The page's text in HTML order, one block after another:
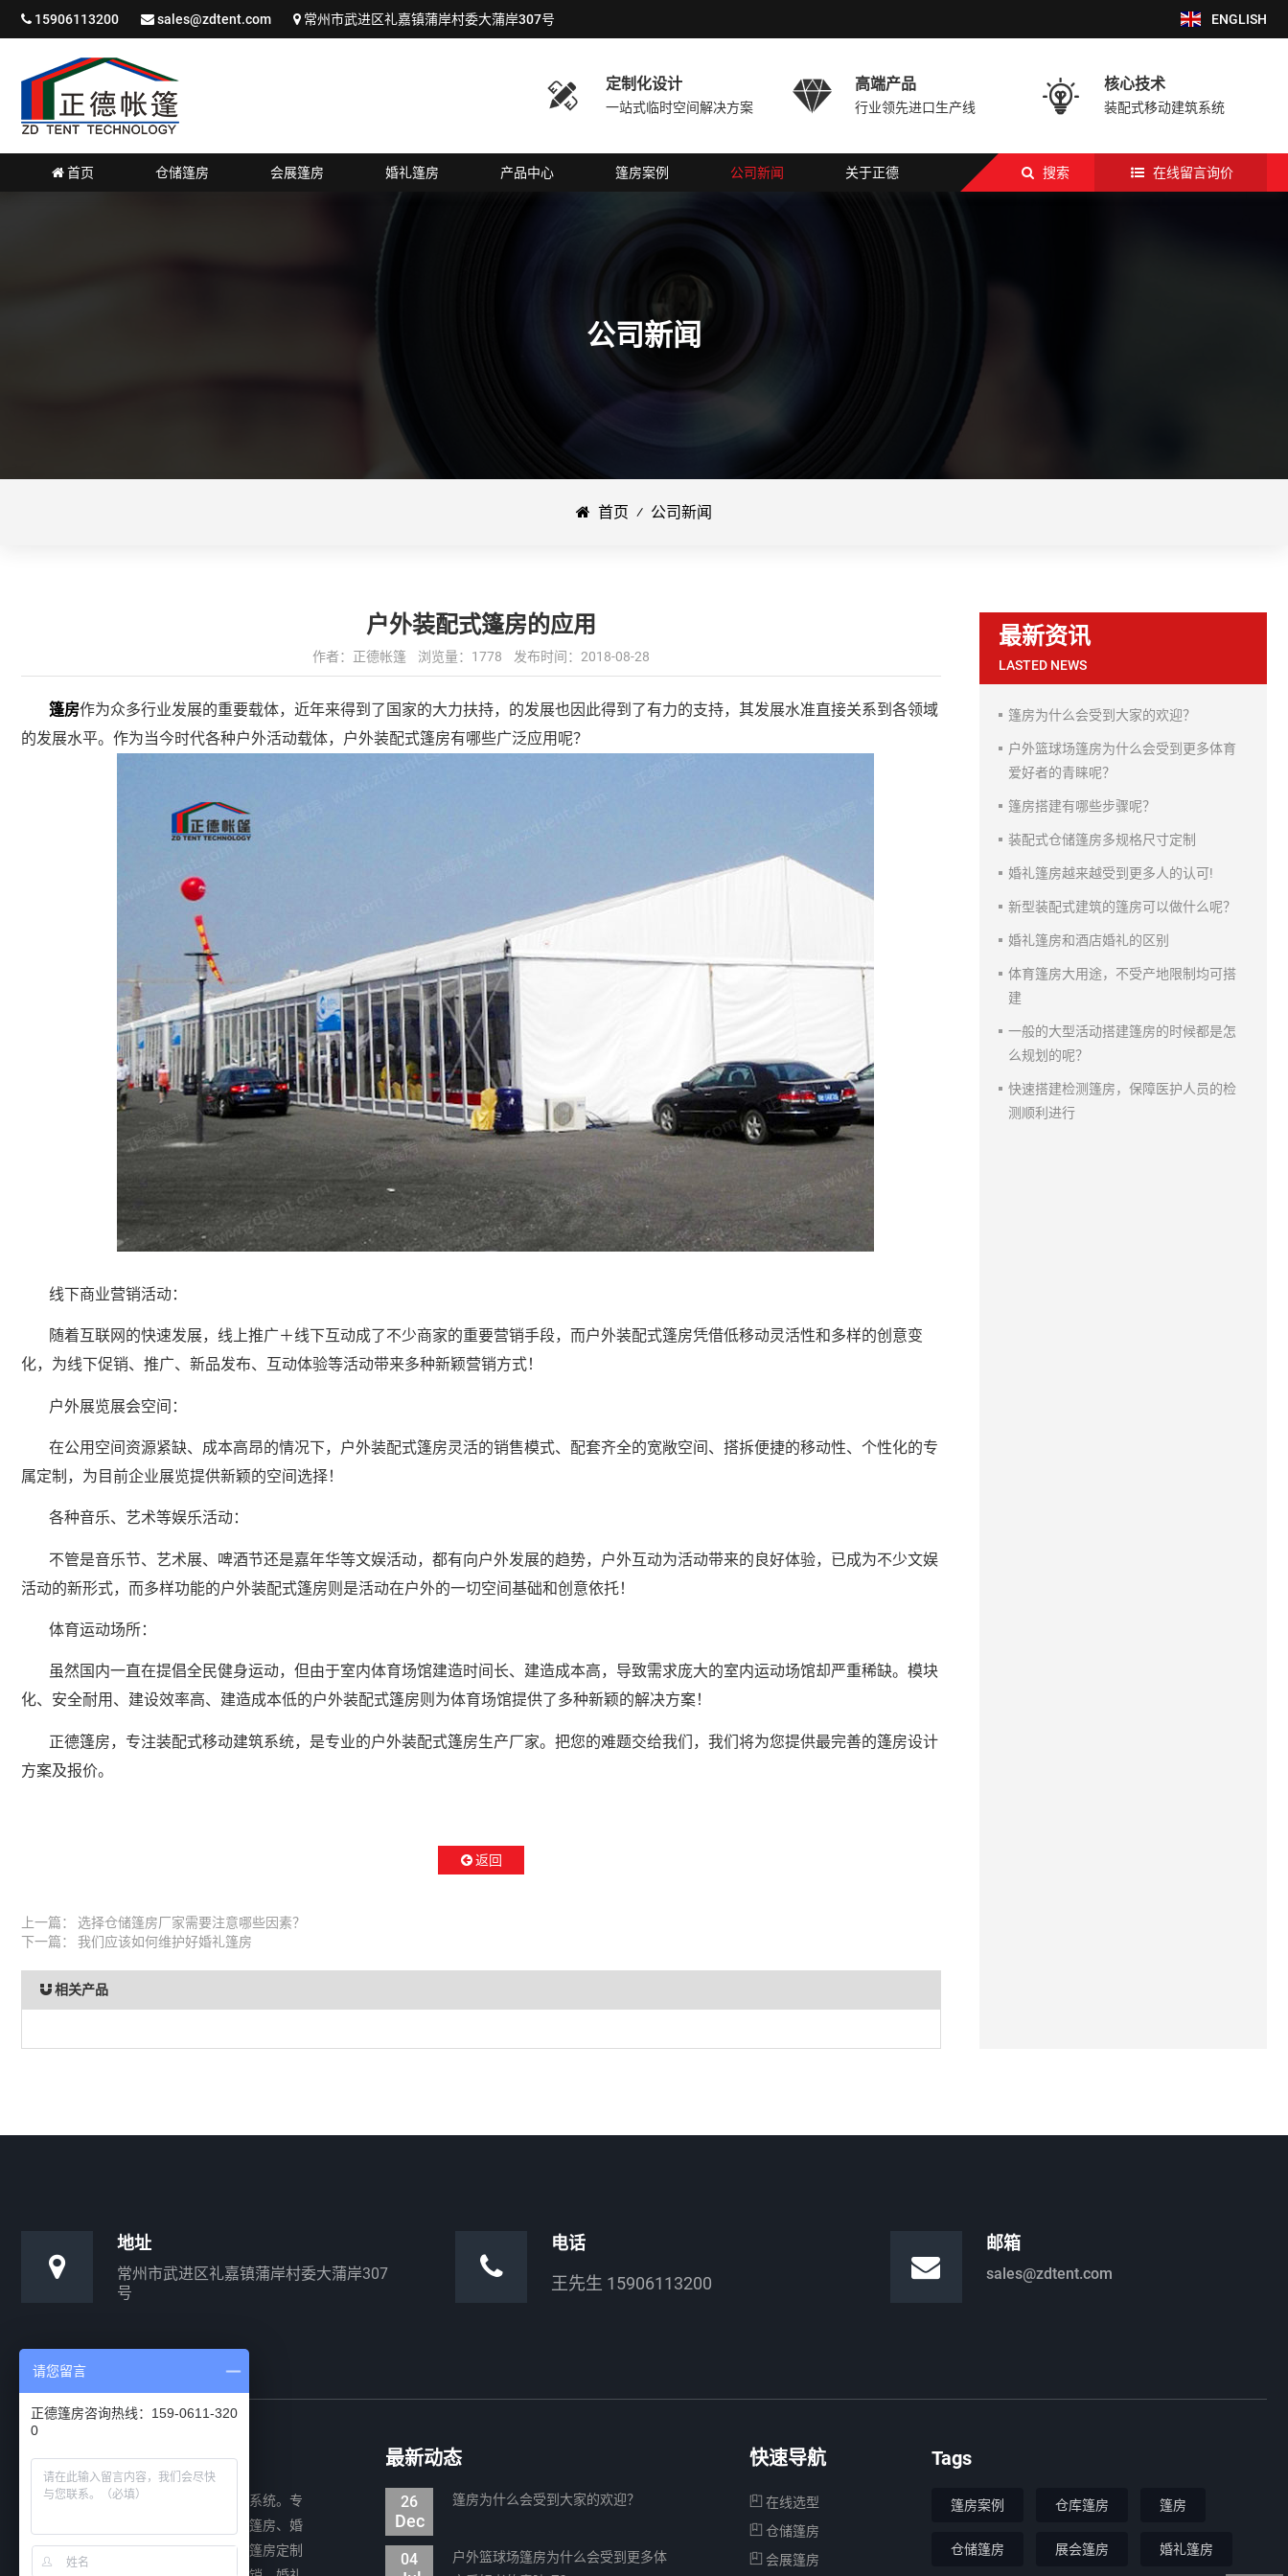
15906113200 sales@zdtent.com 常州市武进区礼嘉镇蒲岸村委大蒲岸307号 ENGLISH
 定制化设计
一站式临时空间解决方案  高端产品
行业领先进口生产线  核心技术
装配式移动建筑系统
在线留言询价
搜索
首页 仓储篷房 会展篷房 婚礼篷房 产品中心 篷房案例 公司新闻 关于正德
公司新闻
首页 ⁄ 公司新闻
户外装配式篷房的应用
作者：正德帐篷 浏览量：1778 发布时间：2018-08-28
篷房作为众多行业发展的重要载体，近年来得到了国家的大力扶持，的发展也因此得到了有力的支持，其发展水准直接关系到各领域
的发展水平。作为当今时代各种户外活动载体，户外装配式篷房有哪些广泛应用呢？
线下商业营销活动：
随着互联网的快速发展，线上推广＋线下互动成了不少商家的重要营销手段，而户外装配式篷房凭借低移动灵活性和多样的创意变
化，为线下促销、推广、新品发布、互动体验等活动带来多种新颖营销方式！
户外展览展会空间：
在公用空间资源紧缺、成本高昂的情况下，户外装配式篷房灵活的销售模式、配套齐全的宽敞空间、搭拆便捷的移动性、个性化的专
属定制，为目前企业展览提供新颖的空间选择！
各种音乐、艺术等娱乐活动：
不管是音乐节、艺术展、啤酒节还是嘉年华等文娱活动，都有向户外发展的趋势，户外互动为活动带来的良好体验，已成为不少文娱
活动的新形式，而多样功能的户外装配式篷房则是活动在户外的一切空间基础和创意依托！
体育运动场所：
虽然国内一直在提倡全民健身运动，但由于室内体育场馆建造时间长、建造成本高，导致需求庞大的室内运动场馆却严重稀缺。模块
化、安全耐用、建设效率高、建造成本低的户外装配式篷房则为体育场馆提供了多种新颖的解决方案！
正德篷房，专注装配式移动建筑系统，是专业的户外装配式篷房生产厂家。把您的难题交给我们，我们将为您提供最完善的篷房设计
方案及报价。
返回
上一篇： 选择仓储篷房厂家需要注意哪些因素？
下一篇： 我们应该如何维护好婚礼篷房
相关产品
最新资讯
LASTED NEWS
篷房为什么会受到大家的欢迎？
户外篮球场篷房为什么会受到更多体育
爱好者的青睐呢？
篷房搭建有哪些步骤呢？
装配式仓储篷房多规格尺寸定制
婚礼篷房越来越受到更多人的认可!
新型装配式建筑的篷房可以做什么呢？
婚礼篷房和酒店婚礼的区别
体育篷房大用途，不受产地限制均可搭
建
一般的大型活动搭建篷房的时候都是怎
么规划的呢？
快速搭建检测篷房，保障医护人员的检
测顺利进行
地址
常州市武进区礼嘉镇蒲岸村委大蒲岸307
号
电话
王先生 15906113200
邮箱
sales@zdtent.com
关于正德
正德篷房公司专注装配式移动建筑系统。专
业设计、制造及销售装配式铝合金仓储篷房、婚
礼篷房、展会篷房、活动篷房以及提供篷房定制
最新动态
26
Dec
篷房为什么会受到大家的欢迎？
04
户外篮球场篷房为什么会受到更多体
快速导航
在线选型
仓储篷房
会展篷房
Tags
篷房案例 仓库篷房 篷房
仓储篷房 展会篷房 婚礼篷房
请您留言
正德篷房咨询热线：159-0611-320
0